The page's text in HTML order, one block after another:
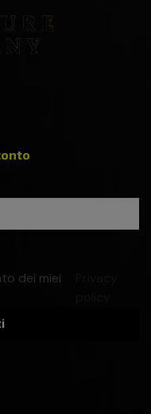
dei miei